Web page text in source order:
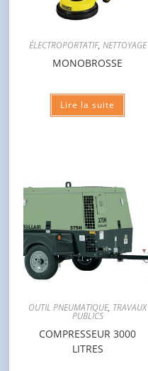
ÉLECTROPORTATIF, NETTOYAGE
MONOBROSSE
Lire la suite
OUTIL PNEUMATIQUE, TRAVAUX
PUBLICS
COMPRESSEUR 3000
LITRES